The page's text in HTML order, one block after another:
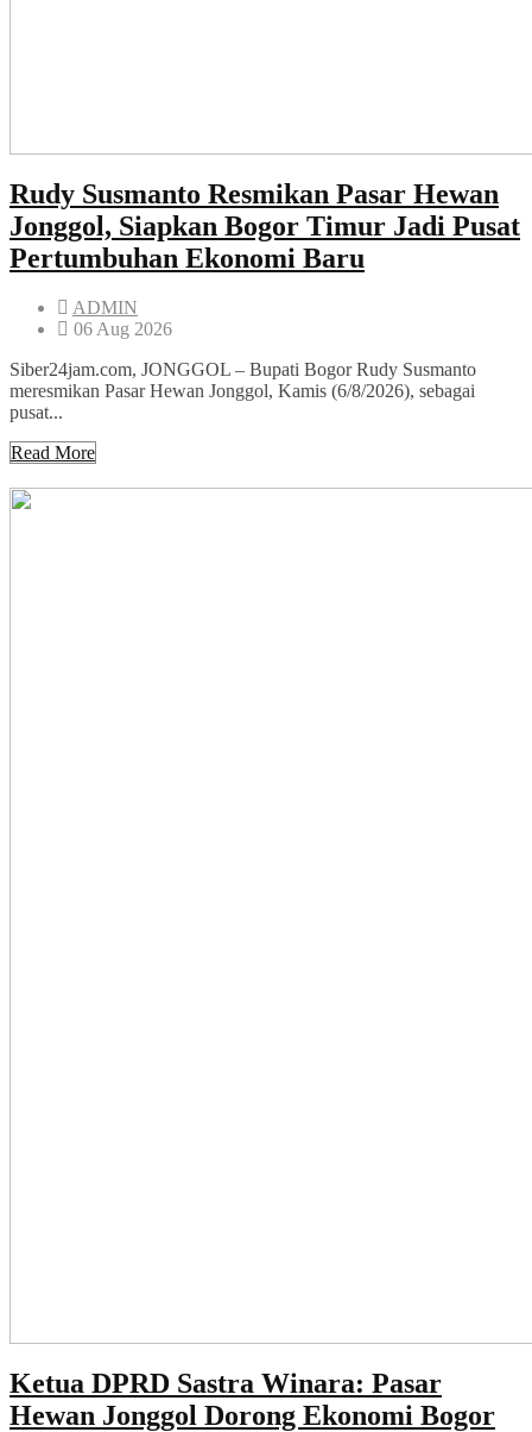
Rudy Susmanto Resmikan Pasar Hewan
Jonggol, Siapkan Bogor Timur Jadi Pusat
Pertumbuhan Ekonomi Baru
ADMIN
06 Aug 2026
Siber24jam.com, JONGGOL – Bupati Bogor Rudy Susmanto
meresmikan Pasar Hewan Jonggol, Kamis (6/8/2026), sebagai
pusat...
Read More
Ketua DPRD Sastra Winara: Pasar
Hewan Jonggol Dorong Ekonomi Bogor